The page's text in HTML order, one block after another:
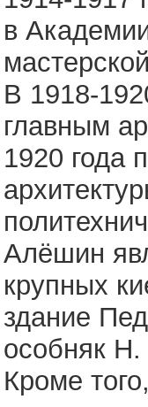
в
В 1918-
главным
1920 года
Алёшин
крупных
здание
особняк Н.
Кроме